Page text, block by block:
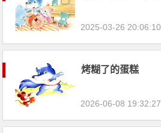
2025-03-26 20:06:10
烤糊了的蛋糕
2026-06-08 19:32:27